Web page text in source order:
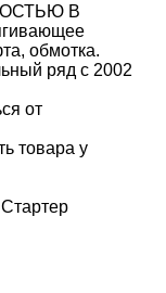
В
обмотка.
ряд с 2002
от
товара у